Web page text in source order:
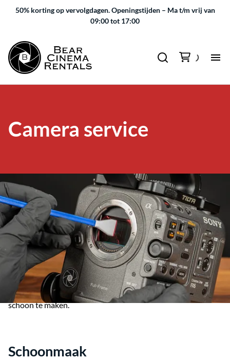
50% korting op vervolgdagen. Openingstijden – Ma t/m vrij van
09:00 tot 17:00
Camera service
Schoonmaak en Reparaties
Is jouw camera vies of beschadigd geworden tijdens je shoot
of transport? Wij kunnen je hier bij helpen. In onze verhuur
komen soms artikelen terug die een zware shoot hebben
overleefd. Hierdoor zijn wij erg goed geworden in het
schoonmaken en repareren van onze gear. We hebben veel
specialistische schoonmaakartikelen liggen waardoor het
voor ons erg gemakkelijk is om een sensor of een hele camera
schoon te maken.
Schoonmaak